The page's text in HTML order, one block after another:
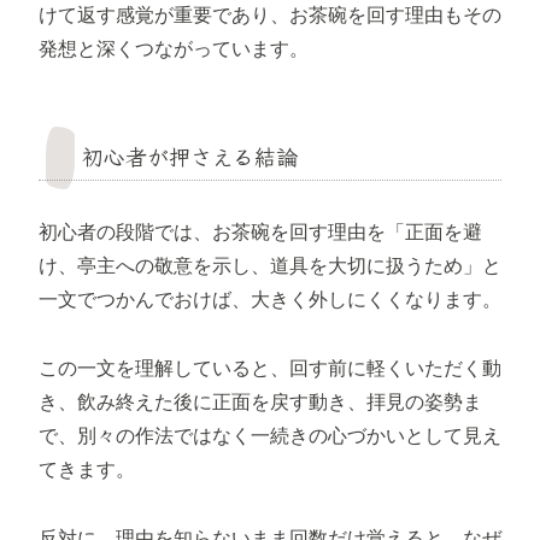
けて返す感覚が重要であり、お茶碗を回す理由もその
発想と深くつながっています。
初心者が押さえる結論
初心者の段階では、お茶碗を回す理由を「正面を避
け、亭主への敬意を示し、道具を大切に扱うため」と
一文でつかんでおけば、大きく外しにくくなります。
この一文を理解していると、回す前に軽くいただく動
き、飲み終えた後に正面を戻す動き、拝見の姿勢ま
で、別々の作法ではなく一続きの心づかいとして見え
てきます。